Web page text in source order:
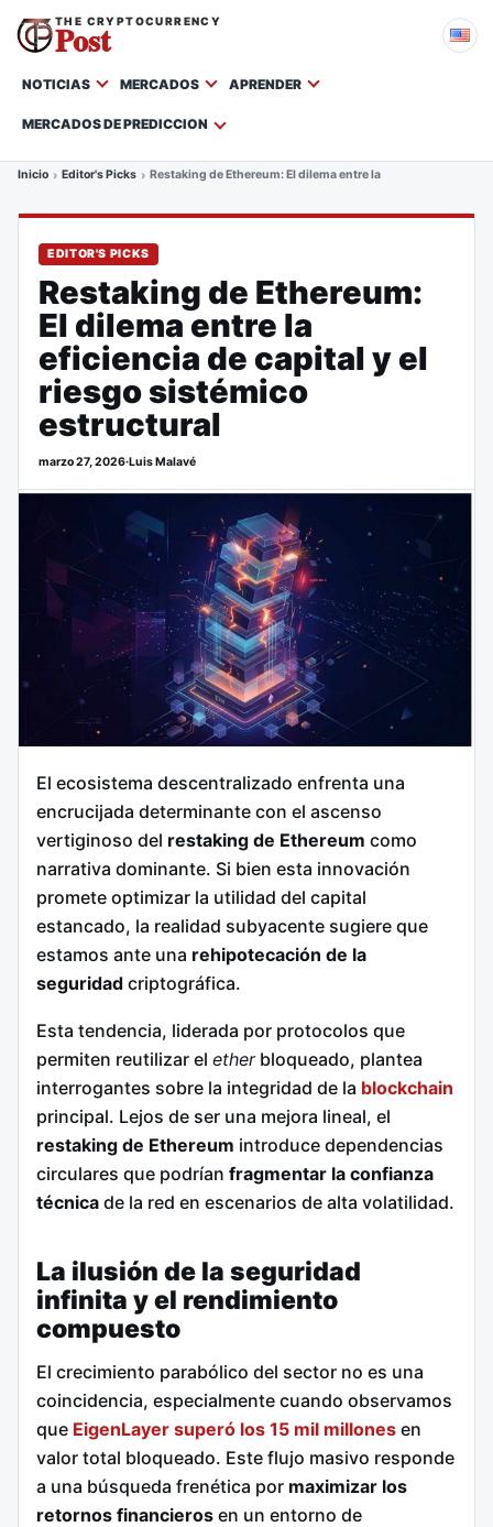
THE CRYPTOCURRENCY
Post
NOTICIAS MERCADOS APRENDER
MERCADOS DE PREDICCION
Inicio Editor's Picks Restaking de Ethereum: El dilema entre la eficiencia de
EDITOR'S PICKS
Restaking de Ethereum:
El dilema entre la
eficiencia de capital y el
riesgo sistémico
estructural
marzo 27, 2026·Luis Malavé
El ecosistema descentralizado enfrenta una
encrucijada determinante con el ascenso
vertiginoso del restaking de Ethereum como
narrativa dominante. Si bien esta innovación
promete optimizar la utilidad del capital
estancado, la realidad subyacente sugiere que
estamos ante una rehipotecación de la
seguridad criptográfica.
Esta tendencia, liderada por protocolos que
permiten reutilizar el etherbloqueado, plantea
interrogantes sobre la integridad de la blockchain
principal. Lejos de ser una mejora lineal, el
restaking de Ethereum introduce dependencias
circulares que podrían fragmentar la confianza
técnica de la red en escenarios de alta volatilidad.
La ilusión de la seguridad
infinita y el rendimiento
compuesto
El crecimiento parabólico del sector no es una
coincidencia, especialmente cuando observamos
que EigenLayer superó los 15 mil millones en
valor total bloqueado. Este flujo masivo responde
a una búsqueda frenética por maximizar los
retornos financieros en un entorno de